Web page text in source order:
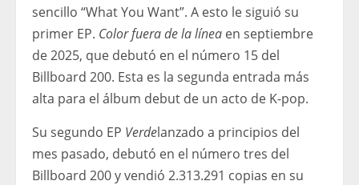
sencillo “What You Want”. A esto le siguió su
primer EP. Color fuera de la línea en septiembre
de 2025, que debutó en el número 15 del
Billboard 200. Esta es la segunda entrada más
alta para el álbum debut de un acto de K-pop.
Su segundo EP Verdelanzado a principios del
mes pasado, debutó en el número tres del
Billboard 200 y vendió 2.313.291 copias en su